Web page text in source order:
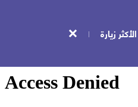
الأكثر زيارة